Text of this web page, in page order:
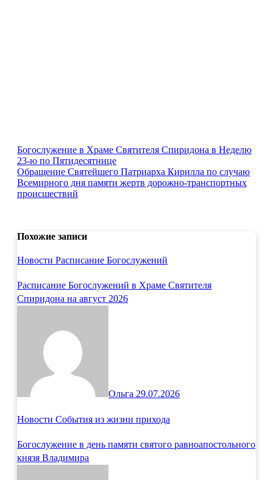
Навигация
по
записям
Богослужение в Храме Святителя Спиридона в Неделю
23-ю по Пятидесятнице
Обращение Святейшего Патриарха Кирилла по случаю
Всемирного дня памяти жертв дорожно-транспортных
происшествий
Похожие записи
Новости Расписание Богослужений
Расписание Богослужений в Храме Святителя
Спиридона на август 2026
Ольга 29.07.2026
Новости События из жизни прихода
Богослужение в день памяти святого равноапостольного
князя Владимира